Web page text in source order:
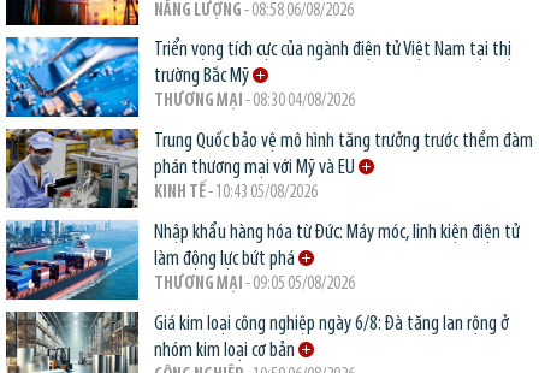
NĂNG LƯỢNG - 08:58 06/08/2026
Triển vọng tích cực của ngành điện tử Việt Nam tại thị
trường Bắc Mỹ
THƯƠNG MẠI - 08:30 04/08/2026
Trung Quốc bảo vệ mô hình tăng trưởng trước thềm đàm
phán thương mại với Mỹ và EU
KINH TẾ- 10:43 05/08/2026
Nhập khẩu hàng hóa từ Đức: Máy móc, linh kiện điện tử
làm động lực bứt phá
THƯƠNG MẠI - 09:05 05/08/2026
Giá kim loại công nghiệp ngày 6/8: Đà tăng lan rộng ở
nhóm kim loại cơ bản